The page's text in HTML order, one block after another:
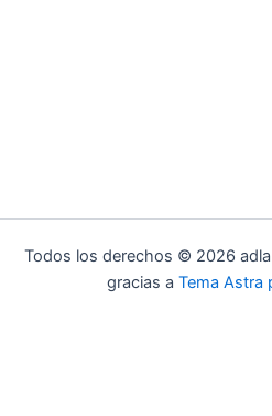
Todos los derechos © 2026
gracias a Tema Astra